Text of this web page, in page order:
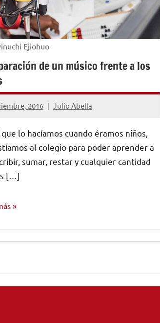
Ejiohuo
de un músico frente a los
2016 Julio Abella
lo hacíamos cuando éramos niños,
al colegio para poder aprender a
sumar, restar y cualquier cantidad
[…]